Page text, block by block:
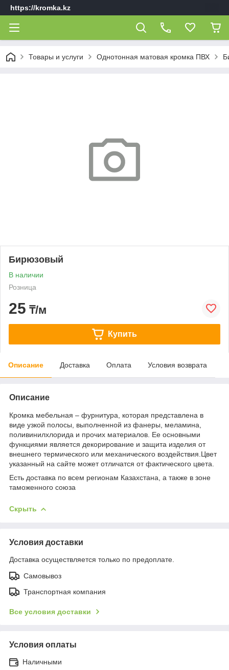
https://kromka.kz
Товары и услуги Однотонная матовая кромка ПВХ
Бирюзовый
В наличии
Розница
25 ₸/м
Купить
Описание Доставка Оплата Условия возврата
Описание
Кромка мебельная – фурнитура, которая представлена в
виде узкой полосы, выполненной из фанеры, меламина,
поливинилхлорида и прочих материалов. Ее основными
функциями является декорирование и защита изделия от
внешнего термического или механического воздействия.Цвет
указанный на сайте может отличатся от фактического цвета.
Есть доставка по всем регионам Казахстана, а также в зоне
таможенного союза
Скрыть
Условия доставки
Доставка осуществляется только по предоплате.
Самовывоз
Транспортная компания
Все условия доставки
Условия оплаты
Наличными